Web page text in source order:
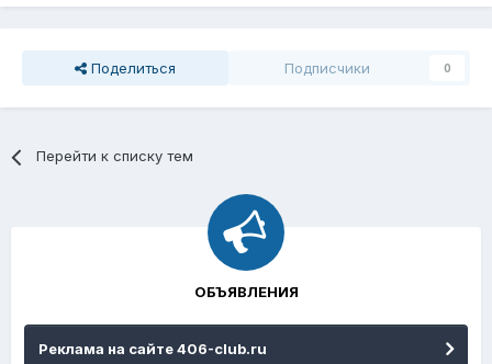
Поделиться Подписчики 0
Перейти к списку тем
ОБЪЯВЛЕНИЯ
Реклама на сайте 406-club.ru